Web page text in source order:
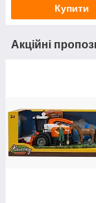
Купити
Акційні